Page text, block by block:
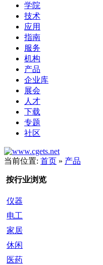
学院
技术
应用
指南
服务
机构
产品
企业库
展会
人才
下载
专题
社区
当前位置: 首页 » 产品
按行业浏览
仪器
电工
家居
休闲
医药